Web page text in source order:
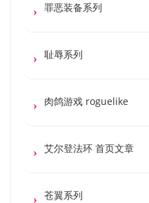
罪恶装备系列
耻辱系列
肉鸽游戏 roguelike
艾尔登法环 首页文章
苍翼系列